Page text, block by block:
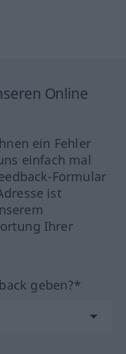
Online
ein Fehler
einfach mal
Formular
ist
Ihrer
geben?*